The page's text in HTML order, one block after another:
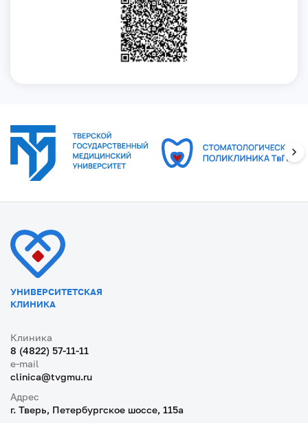
УНИВЕРСИТЕТСКАЯ
КЛИНИКА
8 (4822) 57-11-11
Клиника
clinica@tvgmu.ru
e-mail
г. Тверь, Петербургское шоссе, 115a
Адрес